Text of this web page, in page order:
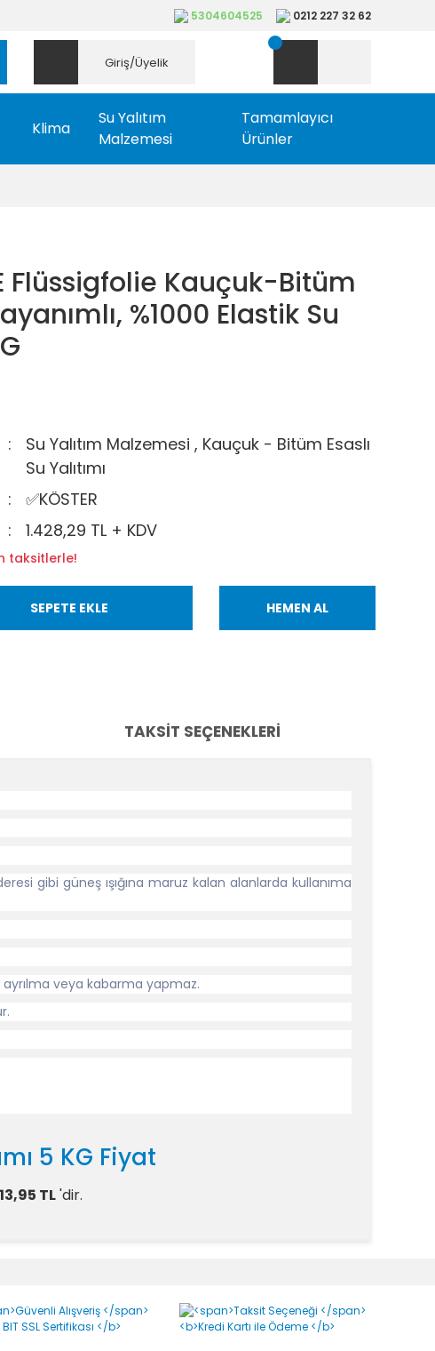
5304604525 0212 227 32 62
Giriş/Üyelik
Klima
Su Yalıtım
Malzemesi
Tamamlayıcı
Ürünler
Flüssigfolie Kauçuk-Bitüm
%1000 Elastik Su
Su Yalıtım Malzemesi , Kauçuk - Bitüm Esaslı
Su Yalıtımı
✅KÖSTER
1.428,29 TL + KDV
taksitlerle!
SEPETE EKLE HEMEN AL
TAKSIT SEÇENEKLERI
gibi güneş ışığına maruz kalan alanlarda kullanıma
ayrılma veya kabarma yapmaz.
5 KG Fiyat
TL'dir.